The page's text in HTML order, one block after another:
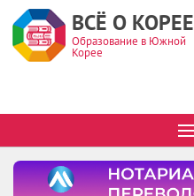
ВСЁ О КОРЕЕ
Образование в Южной
Корее